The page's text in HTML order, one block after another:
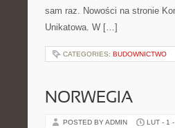
sam raz. Nowości na stronie
Unikatowa. W […]
CATEGORIES: BUDOWNICTWO
NORWEGIA
POSTED BY ADMIN LUT - 1